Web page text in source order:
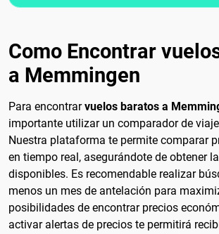
Como Encontrar
a Memmingen
Para encontrarvuelos baratos a
importante utilizar un comparador de
Nuestra plataforma te permite comparar
en tiempo real, asegurándote de obtener
disponibles. Es recomendable realizar
menos un mes de antelación para
posibilidades de encontrar precios
activar alertas de precios te permitirá